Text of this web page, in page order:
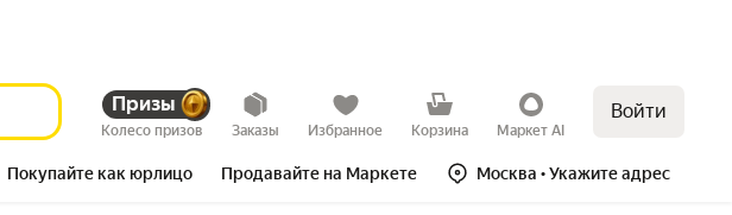
Призы
Колесо призов Заказы Избранное Корзина Маркет AI
Войти
Покупайте как юрлицо Продавайте на Маркете Москва • Укажите адрес